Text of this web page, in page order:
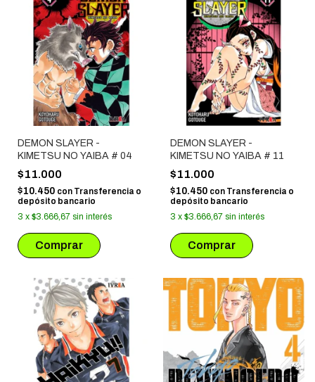
DEMON SLAYER -
KIMETSU NO YAIBA # 04
$11.000
$10.450 con Transferencia o
depósito bancario
3 x $3.666,67 sin interés
DEMON SLAYER -
KIMETSU NO YAIBA # 11
$11.000
$10.450 con Transferencia o
depósito bancario
3 x $3.666,67 sin interés